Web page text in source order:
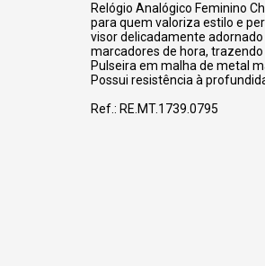
Relógio Analógico Feminino
para quem valoriza estilo e
visor delicadamente
marcadores de hora,
Pulseira em malha de metal
Possui resistência à
Ref.: RE.MT.1739.0795